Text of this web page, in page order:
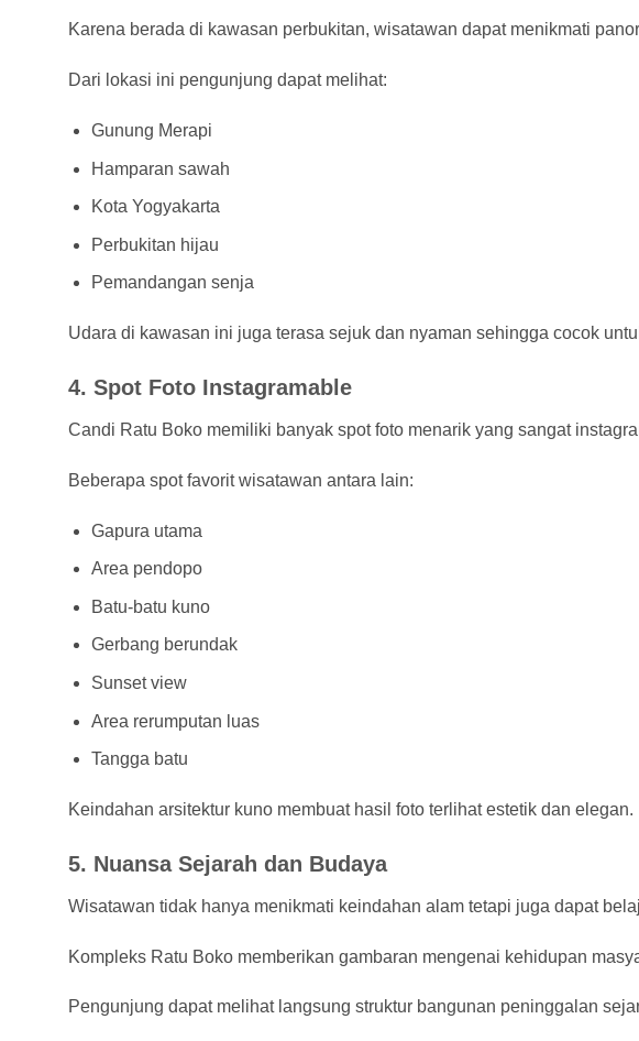
Karena berada di kawasan perbukitan, wisatawan dapat menikmati
Dari lokasi ini pengunjung dapat melihat:
Gunung Merapi
Hamparan sawah
Kota Yogyakarta
Perbukitan hijau
Pemandangan senja
Udara di kawasan ini juga terasa sejuk dan nyaman sehingga cocok
4. Spot Foto Instagramable
Candi Ratu Boko memiliki banyak spot foto menarik yang sangat
Beberapa spot favorit wisatawan antara lain:
Gapura utama
Area pendopo
Batu-batu kuno
Gerbang berundak
Sunset view
Area rerumputan luas
Tangga batu
Keindahan arsitektur kuno membuat hasil foto terlihat estetik dan elegan.
5. Nuansa Sejarah dan Budaya
Wisatawan tidak hanya menikmati keindahan alam tetapi juga dapat
Kompleks Ratu Boko memberikan gambaran mengenai kehidupan
Pengunjung dapat melihat langsung struktur bangunan peninggalan